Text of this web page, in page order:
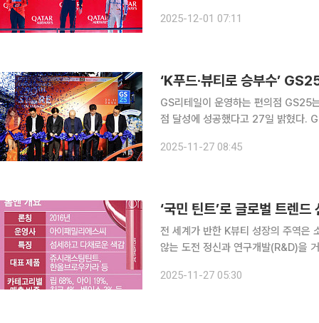
시즌 7번째 우승을 기록했다. 경기 전
2025-12-01 07:11
‘K푸드·뷰티로 승부수’
GS리테일이 운영하는 편의점 GS25
점 달성에 성공했다고 27일 밝혔다. GS25는 남부(호찌민)와 북부(하노이)를 양대 거점으로 한 균
진출을 시작으로 7년 만에 남부 지역
2025-11-27 08:45
전 세계가 반한 K뷰티 성장의 주역은
않는 도전 정신과 연구개발(R&D)을
시장에서 K뷰티 위상을 빛내고 있는
2025-11-27 05:30